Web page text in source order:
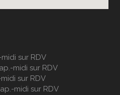
sur RDV
midi sur RDV
sur RDV
midi sur RDV